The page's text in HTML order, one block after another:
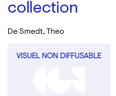
collection
De Smedt, Theo